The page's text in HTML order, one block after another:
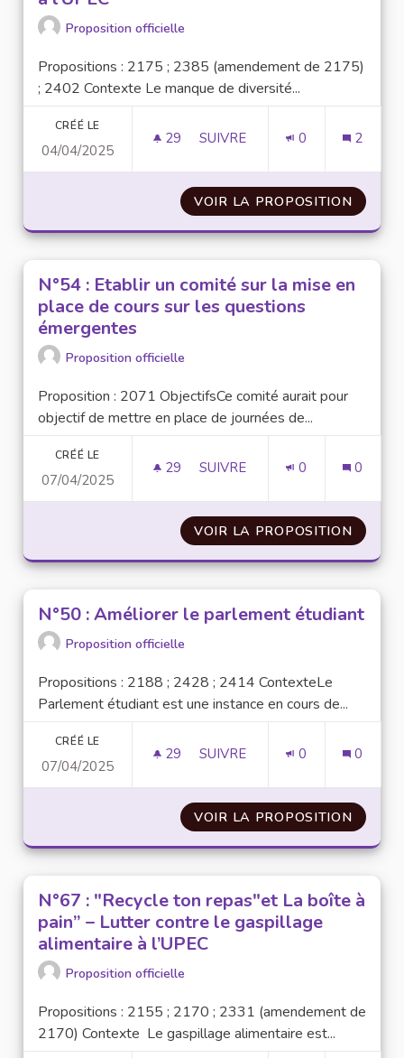
Proposition officielle
Propositions : 2175 ; 2385 (amendement de 2175)
; 2402 Contexte Le manque de diversité...
CRÉÉ LE
04/04/2025
29 29 ABONNÉS
SUIVRE 0 2
VOIR LA PROPOSITION N°12
N°54 : Etablir un comité sur la mise en
place de cours sur les questions
émergentes
Proposition officielle
Proposition : 2071 ObjectifsCe comité aurait pour
objectif de mettre en place de journées de...
CRÉÉ LE
07/04/2025
29 29 ABONNÉS
SUIVRE 0 0
VOIR LA PROPOSITION N°54
N°50 : Améliorer le parlement étudiant
Proposition officielle
Propositions : 2188 ; 2428 ; 2414 ContexteLe
Parlement étudiant est une instance en cours de...
CRÉÉ LE
07/04/2025
29 29 ABONNÉS
SUIVRE 0 0
VOIR LA PROPOSITION N°50
N°67 : "Recycle ton repas"et La boîte à
pain” – Lutter contre le gaspillage
alimentaire à l’UPEC
Proposition officielle
Propositions : 2155 ; 2170 ; 2331 (amendement de
2170) Contexte Le gaspillage alimentaire est...